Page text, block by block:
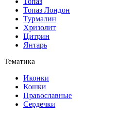
Топаз Лондон
Турмалин
Хризолит
Цитрин
Янтарь
Тематика
Иконки
Кошки
Православные
Сердечки